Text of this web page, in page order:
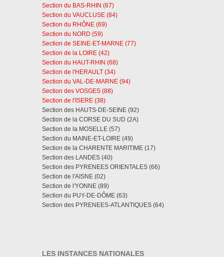
Section du BAS-RHIN (67)
Section du VAUCLUSE (84)
Section du RHÔNE (69)
Section du NORD (59)
Section de SEINE-ET-MARNE (77)
Section de la LOIRE (42)
Section du HAUT-RHIN (68)
Section de l'HERAULT (34)
Section du VAL-DE-MARNE (94)
Section des VOSGES (88)
Section de l'ISERE (38)
Section des HAUTS-DE-SEINE (92)
Section de la CORSE DU SUD (2A)
Section de la MOSELLE (57)
Section du MAINE-ET-LOIRE (49)
Section de la CHARENTE MARITIME (17)
Section des LANDES (40)
Section des PYRENEES ORIENTALES (66)
Section de l'AISNE (02)
Section de l'YONNE (89)
Section du PUY-DE-DÔME (63)
Section des PYRENEES-ATLANTIQUES (64)
LES INSTANCES NATIONALES